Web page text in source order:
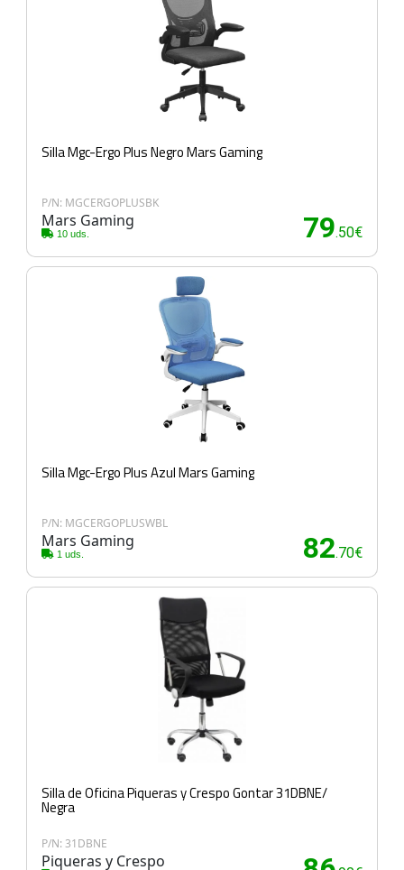
Silla Mgc-Ergo Plus Negro Mars Gaming
P/N: MGCERGOPLUSBK
Mars Gaming
10 uds. 79.50€
Silla Mgc-Ergo Plus Azul Mars Gaming
P/N: MGCERGOPLUSWBL
Mars Gaming
1 uds. 82.70€
Silla de Oficina Piqueras y Crespo Gontar 31DBNE/
Negra
P/N: 31DBNE
Piqueras y Crespo